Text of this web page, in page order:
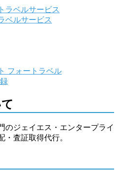
ベルサービス
フォートラベル
のジェイエス・エンタープライ
・査証取得代行。